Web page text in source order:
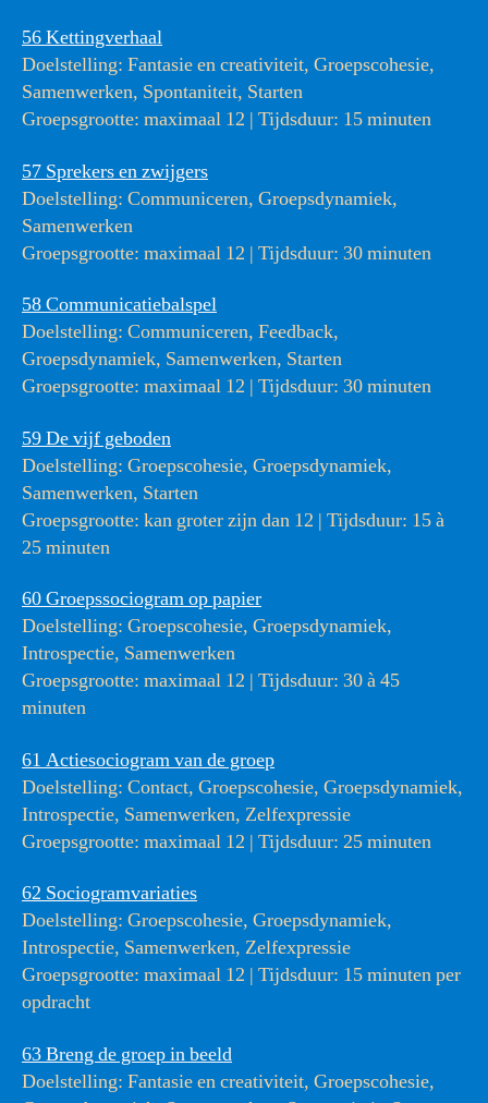
56 Kettingverhaal
Doelstelling: Fantasie en creativiteit, Groepscohesie,
Samenwerken, Spontaniteit, Starten
Groepsgrootte: maximaal 12 | Tijdsduur: 15 minuten
57 Sprekers en zwijgers
Doelstelling: Communiceren, Groepsdynamiek,
Samenwerken
Groepsgrootte: maximaal 12 | Tijdsduur: 30 minuten
58 Communicatiebalspel
Doelstelling: Communiceren, Feedback,
Groepsdynamiek, Samenwerken, Starten
Groepsgrootte: maximaal 12 | Tijdsduur: 30 minuten
59 De vijf geboden
Doelstelling: Groepscohesie, Groepsdynamiek,
Samenwerken, Starten
Groepsgrootte: kan groter zijn dan 12 | Tijdsduur: 15 à
25 minuten
60 Groepssociogram op papier
Doelstelling: Groepscohesie, Groepsdynamiek,
Introspectie, Samenwerken
Groepsgrootte: maximaal 12 | Tijdsduur: 30 à 45
minuten
61 Actiesociogram van de groep
Doelstelling: Contact, Groepscohesie, Groepsdynamiek,
Introspectie, Samenwerken, Zelfexpressie
Groepsgrootte: maximaal 12 | Tijdsduur: 25 minuten
62 Sociogramvariaties
Doelstelling: Groepscohesie, Groepsdynamiek,
Introspectie, Samenwerken, Zelfexpressie
Groepsgrootte: maximaal 12 | Tijdsduur: 15 minuten per
opdracht
63 Breng de groep in beeld
Doelstelling: Fantasie en creativiteit, Groepscohesie,